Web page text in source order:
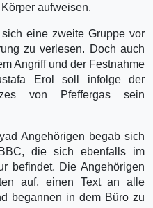
aufweisen.
eine zweite Gruppe vor
zu verlesen. Doch auch
Angriff und der Festnahme
Erol soll infolge der
von Pfeffergas sein
Angehörigen begab sich
die sich ebenfalls im
befindet. Die Angehörigen
auf, einen Text an alle
begannen in dem Büro zu